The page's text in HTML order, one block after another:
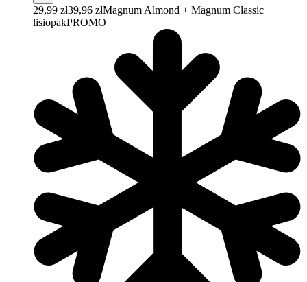
29,99 zł39,96 złMagnum Almond + Magnum Classic
lisiopakPROMO